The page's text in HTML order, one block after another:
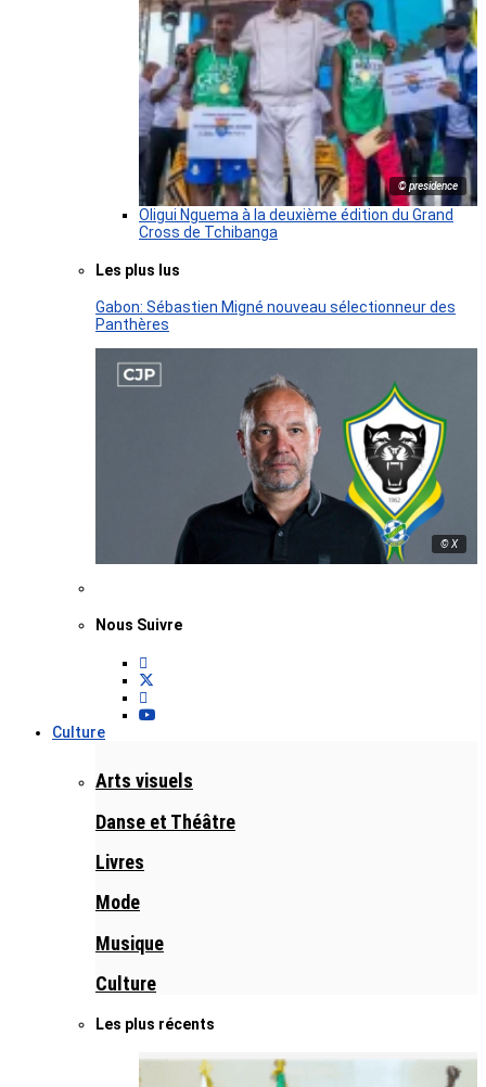
© presidence
Oligui Nguema à la deuxième édition du Grand
Cross de Tchibanga
Les plus lus
Gabon: Sébastien Migné nouveau sélectionneur des
Panthères
© X
Nous Suivre
Culture
Arts visuels
Danse et Théâtre
Livres
Mode
Musique
Culture
Les plus récents